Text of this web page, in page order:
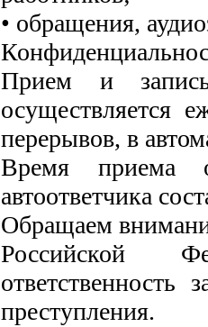
• обращения,
Прием и
осуществляется
перерывов, в
Время приема
автоответчика
Обращаем
Российской
преступления.